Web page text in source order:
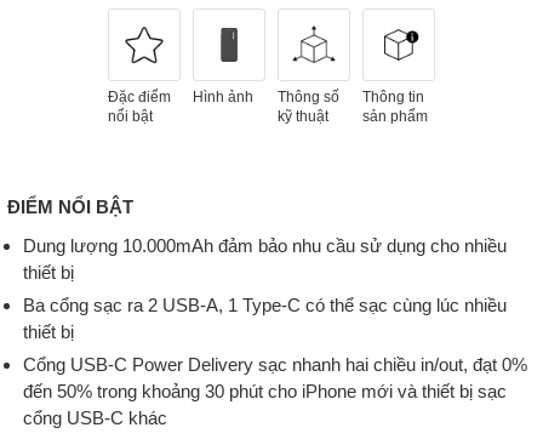
Đặc điểm
nổi bật
Hình ảnh
Thông số
kỹ thuật
Thông tin
sản phẩm
ĐIỂM NỔI BẬT
Dung lượng 10.000mAh đảm bảo nhu cầu sử dụng cho nhiều
thiết bị
Ba cổng sạc ra 2 USB-A, 1 Type-C có thể sạc cùng lúc nhiều
thiết bị
Cổng USB-C Power Delivery sạc nhanh hai chiều in/out, đạt 0%
đến 50% trong khoảng 30 phút cho iPhone mới và thiết bị sạc
cổng USB-C khác